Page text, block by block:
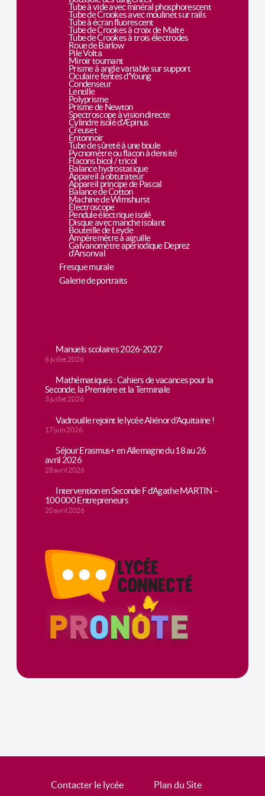
Tube à vide avec minéral phosphorescent
Tube de Crookes avec moulinet sur rails
Tube à écran fluorescent
Tube de Crookes à croix de Malte
Tube de Crookes à trois électrodes
Roue de Barlow
Pile Volta
Miroir tournant
Prisme à angle variable sur support
Oculaire fentes d'Young
Condenseur
Lentille
Polyprisme
Prisme de Newton
Spectroscope à vision directe
Cylindre isolé d'Æpinus
Creuset
Entonnoir
Tube de sûreté à une boule
Pycnomètre ou flacon à densité
Flacons bicol / tricol
Balance hydrostatique
Appareil à obturateur
Appareil principe de Pascal
Balance de Cotton
Machine de Wimshurst
Électroscope
Pendule électrique isolé
Disque avec manche isolant
Bouteille de Leyde
Ampèremètre à aiguille
Galvanomètre apériodique Deprez
d'Arsonval
Fresque murale
Galerie de portraits
Manuels scolaires 2026-2027
6 juillet 2026
Mathématiques : Cahiers de vacances pour la
Seconde, la Première et la Terminale
3 juillet 2026
Vadrouille rejoint le lycée Aliénor d’Aquitaine !
17 juin 2026
Séjour Erasmus+ en Allemagne du 18 au 26
avril 2026
28 avril 2026
Intervention en Seconde F d’Agathe MARTIN –
100 000 Entrepreneurs
20 avril 2026
Contacter le lycée Plan du Site